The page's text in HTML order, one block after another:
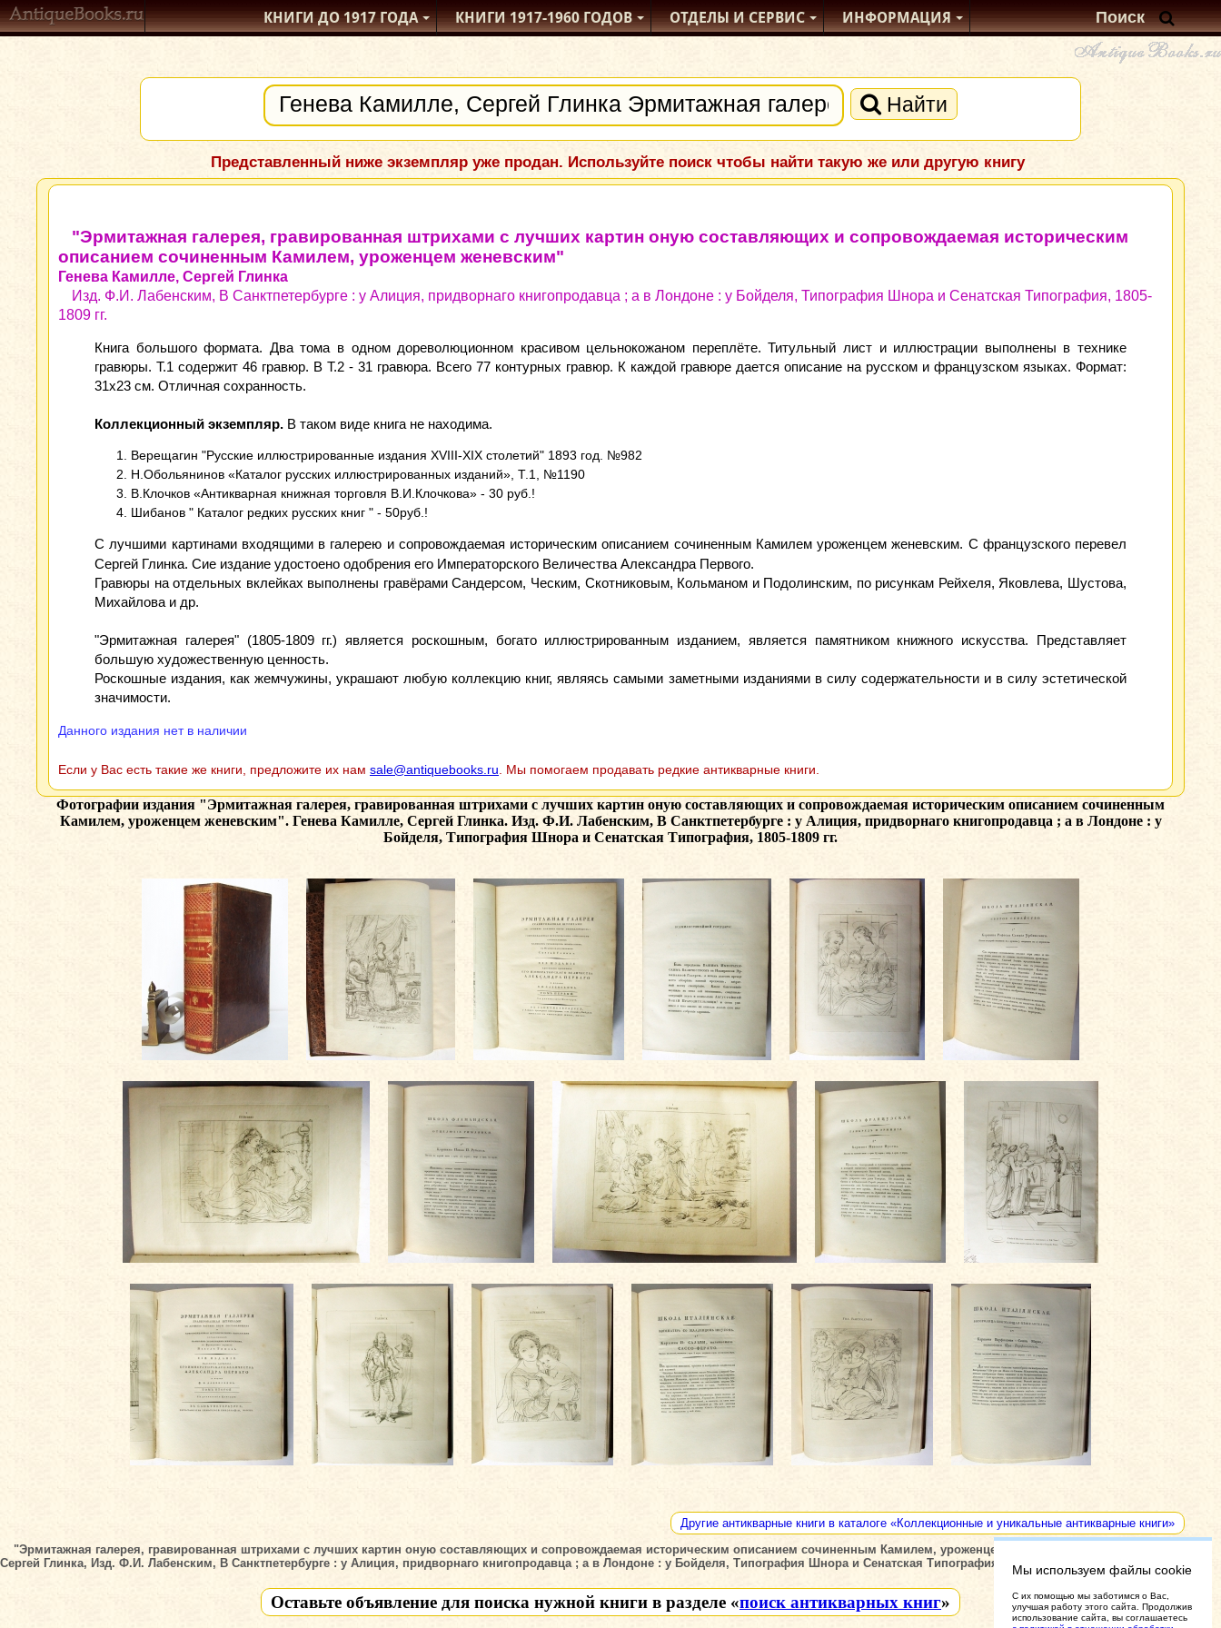
КНИГИ ДО 1917ГОДА КНИГИ1917-1960ГОДОВ ОТДЕЛЫИ СЕРВИС ИНФОРМАЦИЯ
Найти
Представленный ниже экземпляр уже продан. Используйте поиск чтобы найти такую же или другую книгу
"Эрмитажная галерея, гравированная штрихами с лучших картин оную составляющих и сопровождаемая историческим
описанием сочиненным Камилем, уроженцем женевским"
Генева Камилле, Сергей Глинка
Изд. Ф.И. Лабенским, В Санктпетербурге : у Алиция, придворнаго книгопродавца ; а в Лондоне : у Бойделя, Типография Шнора и Сенатская Типография, 1805-
1809 гг.
Книга большого формата. Два тома в одном дореволюционном красивом цельнокожаном переплёте. Титульный лист и иллюстрации выполнены в технике
гравюры. Т.1 содержит 46 гравюр. В Т.2 - 31 гравюра. Всего 77 контурных гравюр. К каждой гравюре дается описание на русском и французском языках. Формат:
31х23 см. Отличная сохранность.
Коллекционный экземпляр. В таком виде книга не находима.
Верещагин "Русские иллюстрированные издания XVIII-XIX столетий" 1893 год. №982
Н.Обольянинов «Каталог русских иллюстрированных изданий», Т.1, №1190
В.Клочков «Антикварная книжная торговля В.И.Клочкова» - 30 руб.!
Шибанов " Каталог редких русских книг " - 50руб.!
С лучшими картинами входящими в галерею и сопровождаемая историческим описанием сочиненным Камилем уроженцем женевским. С французского перевел
Сергей Глинка. Сие издание удостоено одобрения его Императорского Величества Александра Первого.
Гравюры на отдельных вклейках выполнены гравёрами Сандерсом, Ческим, Скотниковым, Кольманом и Подолинским, по рисункам Рейхеля, Яковлева, Шустова,
Михайлова и др.
"Эрмитажная галерея" (1805-1809 гг.) является роскошным, богато иллюстрированным изданием, является памятником книжного искусства. Представляет
большую художественную ценность.
Роскошные издания, как жемчужины, украшают любую коллекцию книг, являясь самыми заметными изданиями в силу содержательности и в силу эстетической
значимости.
Данного издания нет в наличии
Если у Вас есть такие же книги, предложите их нам sale@antiquebooks.ru . Мы помогаем продавать редкие антикварные книги.
Фотографии издания "Эрмитажная галерея, гравированная штрихами с лучших картин оную составляющих и сопровождаемая историческим описанием сочиненным
Камилем, уроженцем женевским". Генева Камилле, Сергей Глинка. Изд. Ф.И. Лабенским, В Санктпетербурге : у Алиция, придворнаго книгопродавца ; а в Лондоне : у
Бойделя, Типография Шнора и Сенатская Типография, 1805-1809 гг.
Другие антикварные книги в каталоге «Коллекционные и уникальные антикварные книги»
"Эрмитажная галерея, гравированная штрихами с лучших картин оную составляющих и сопровождаемая историческим описанием сочиненным Камилем, уроженцем женевским", Генева Камилле,
Сергей Глинка, Изд. Ф.И. Лабенским, В Санктпетербурге : у Алиция, придворнаго книгопродавца ; а в Лондоне : у Бойделя, Типография Шнора и Сенатская Типография, 1805-1809 гг.
Оставьте объявление для поиска нужной книги в разделе «поиск антикварных книг»
Мы используем файлы cookie
C их помощью мы заботимся о Вас,
улучшая работу этого сайта. Продолжив
использование сайта, вы соглашаетесь